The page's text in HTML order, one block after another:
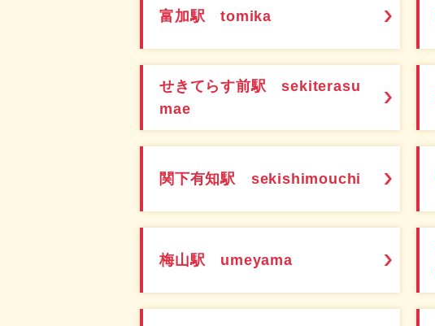
富加駅 tomika
せきてらす前駅 sekiterasu
mae
関下有知駅 sekishimouchi
梅山駅 umeyama